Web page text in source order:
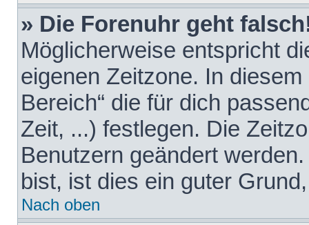
» Die Forenuhr geht
Möglicherweise entspricht
eigenen Zeitzone. In
Bereich“ die für dich
Zeit, ...) festlegen. Die
Benutzern geändert
bist, ist dies ein guter
Nach oben